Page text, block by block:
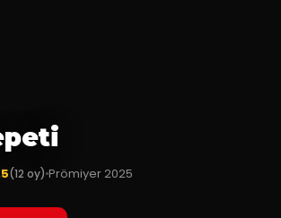
(12 oy)Prömiyer 2025